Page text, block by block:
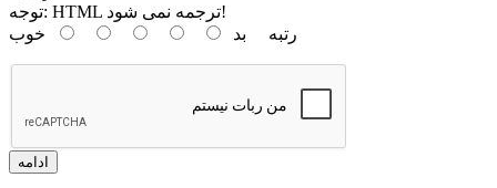
توجه:
HTML ترجمه نمی شود!
رتبه بد خوب
ادامه